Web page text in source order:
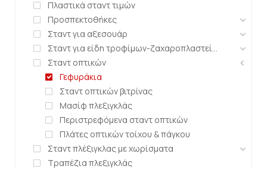
Πλαστικά σταντ τιμών
Προσπεκτοθήκες
Σταντ για αξεσουάρ
Σταντ για είδη τροφίμων-ζαχαροπλαστείων
Σταντ οπτικών
Γεφυράκια
Σταντ οπτικών βιτρίνας
Μασίφ πλεξιγκλάς
Περιστρεφόμενα σταντ οπτικών
Πλάτες οπτικών τοίχου & πάγκου
Σταντ πλέξιγκλας με χωρίσματα
Τραπέζια πλεξιγκλάς